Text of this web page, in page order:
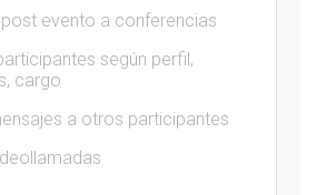
evento a conferencias
según perfil,
cargo
a otros participantes